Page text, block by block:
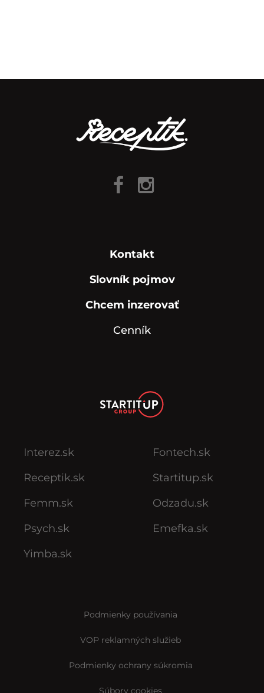
Kontakt
Slovník pojmov
Chcem inzerovať
Cenník
Interez.sk
Receptik.sk
Femm.sk
Psych.sk
Yimba.sk
Fontech.sk
Startitup.sk
Odzadu.sk
Emefka.sk
Podmienky používania
VOP reklamných služieb
Podmienky ochrany súkromia
Súbory cookies